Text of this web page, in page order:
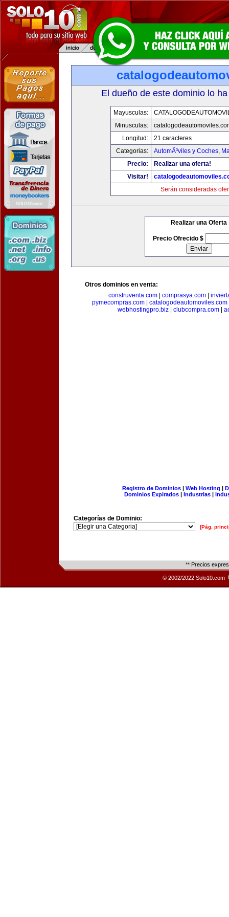
El dueño de este dominio lo
Mayusculas:
Minusculas:
Longitud:
21 caracteres
Categorias:
AutomÃ³viles y Coches,
Precio:
Realizar una oferta!
Visitar!
Serán consideradas
Realizar una Oferta
Precio Ofrecido $
Otros dominios en venta:
construventa.com| comprasya.com|
pymecompras.com| catalogodeautomoviles.com
webhostingpro.biz| clubcompra.com|
Registro de Dominios| Web Hosting |
Dominios Expirados | Industrias |
Categorías de Dominio:
[Pág.
** Precios
© 2002/2022 Solo10.com